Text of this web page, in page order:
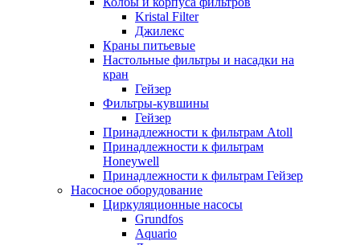
Kristal Filter
Джилекс
Краны питьевые
Настольные фильтры и насадки на
кран
Гейзер
Фильтры-кувшины
Гейзер
Принадлежности к фильтрам Atoll
Принадлежности к фильтрам
Honeywell
Принадлежности к фильтрам Гейзер
Насосное оборудование
Циркуляционные насосы
Grundfos
Aquario